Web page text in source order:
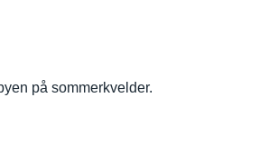
på sommerkvelder.